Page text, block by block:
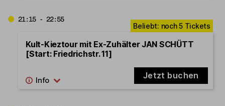
21:15 - 22:55
Kult-Kieztour mit Ex-Zuhälter JAN SCHÜTT
[Start: Friedrichstr. 11]
Jetzt buchen